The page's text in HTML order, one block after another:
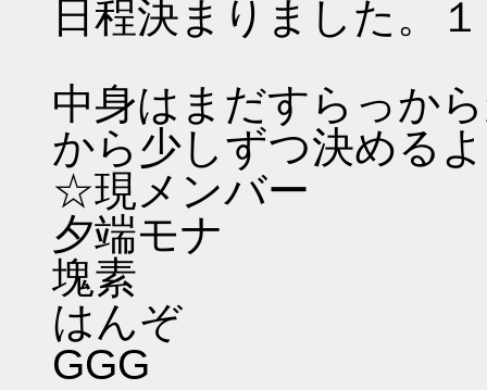
日程決まりました。
中身はまだすらっか
から少しずつ決める
☆現メンバー
夕端モナ
塊素
はんぞ
GGG